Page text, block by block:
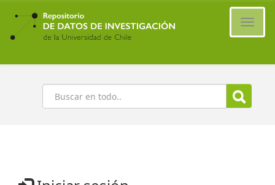
Ir
contenido
principal
Buscar